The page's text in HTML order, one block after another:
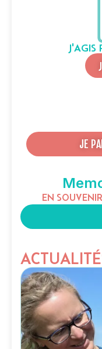
J'AGIS
JE
EN